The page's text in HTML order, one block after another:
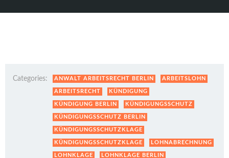
Categories: ANWALT ARBEITSRECHT BERLIN ARBEITSLOHN
ARBEITSRECHT KÜNDIGUNG
KÜNDIGUNG BERLIN KÜNDIGUNGSSCHUTZ
KÜNDIGUNGSSCHUTZ BERLIN
KÜNDIGUNGSSCHUTZKLAGE
KÜNDIGUNGSSCHUTZKLAGE LOHNABRECHNUNG
LOHNKLAGE LOHNKLAGE BERLIN